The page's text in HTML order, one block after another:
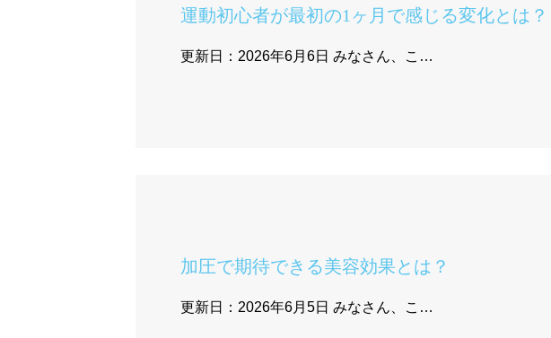
運動初心者が最初の1ヶ月で感じる変化とは？
更新日：2026年6月6日 みなさん、こ…
加圧で期待できる美容効果とは？
更新日：2026年6月5日 みなさん、こ…